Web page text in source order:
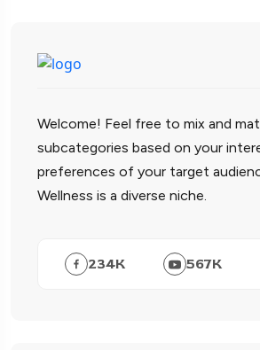
Welcome! Feel free to mix and
subcategories based on your
preferences of your target
Wellness is a diverse niche.
234K 567K